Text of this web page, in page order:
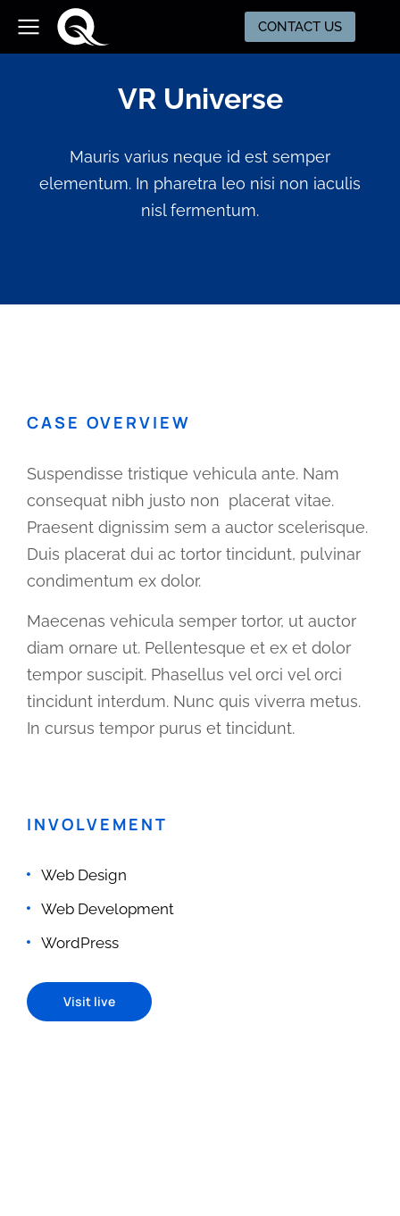
CONTACT US
VR Universe
Mauris varius neque id est semper
elementum. In pharetra leo nisi non iaculis
nisl fermentum.
CASE OVERVIEW
Suspendisse tristique vehicula ante. Nam
consequat nibh justo non placerat vitae.
Praesent dignissim sem a auctor scelerisque.
Duis placerat dui ac tortor tincidunt, pulvinar
condimentum ex dolor.
Maecenas vehicula semper tortor, ut auctor
diam ornare ut. Pellentesque et ex et dolor
tempor suscipit. Phasellus vel orci vel orci
tincidunt interdum. Nunc quis viverra metus.
In cursus tempor purus et tincidunt.
INVOLVEMENT
Web Design
Web Development
WordPress
Visit live